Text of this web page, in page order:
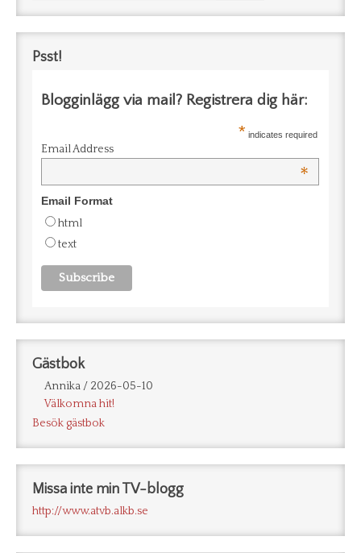
Psst!
Blogginlägg via mail? Registrera dig här:
* indicates required
Email Address
*
Email Format
html
text
Gästbok
Annika/ 2026-05-10
Välkomna hit!
Besök gästbok
Missa inte min TV-blogg
http://www.atvb.alkb.se